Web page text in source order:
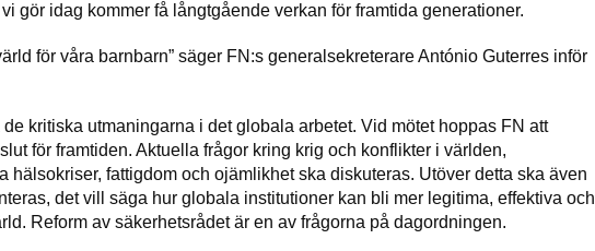
gör idag kommer få långtgående verkan för framtida generationer.
för våra barnbarn” säger FN:s generalsekreterare António Guterres inför
kritiska utmaningarna i det globala arbetet. Vid mötet hoppas FN att
för framtiden. Aktuella frågor kring krig och konflikter i världen,
hälsokriser, fattigdom och ojämlikhet ska diskuteras. Utöver detta ska även
det vill säga hur globala institutioner kan bli mer legitima, effektiva och
Reform av säkerhetsrådet är en av frågorna på dagordningen.